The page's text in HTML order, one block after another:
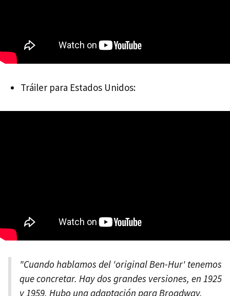
Tráiler para Estados Unidos:
"Cuando hablamos del 'original Ben-Hur' tenemos
que concretar. Hay dos grandes versiones, en 1925
y 1959. Hubo una adaptación para Broadway,